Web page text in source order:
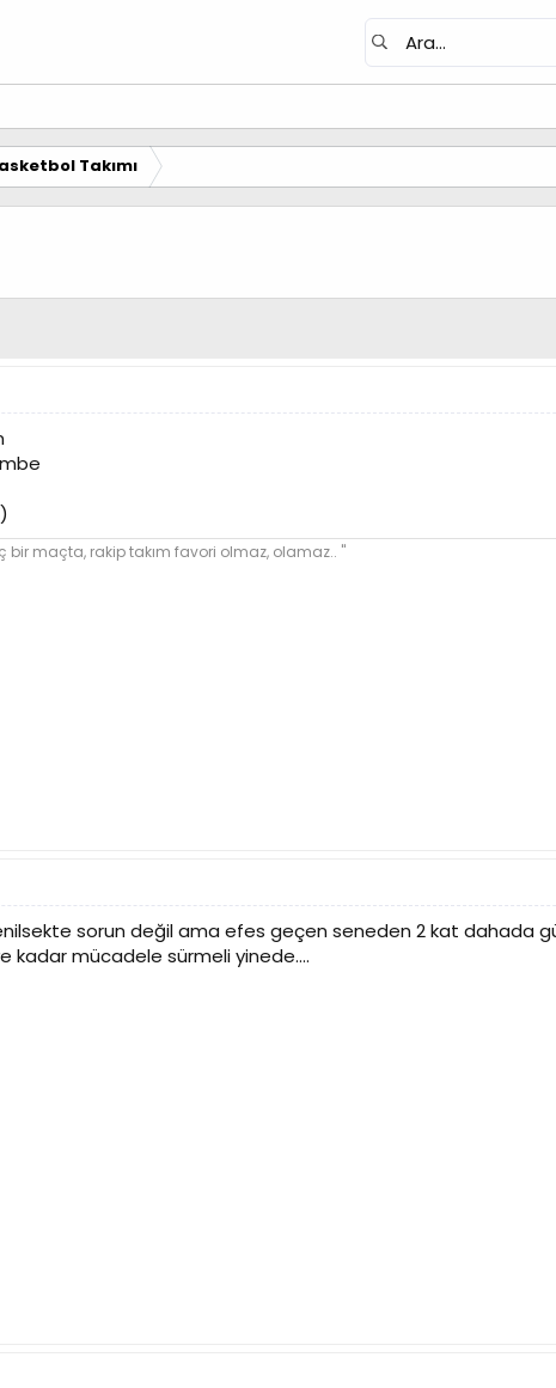
Takımı
bir maçta, rakip takım favori olmaz, olamaz.. "
sorun değil ama efes geçen seneden 2 kat dahada
kadar mücadele sürmeli yinede....